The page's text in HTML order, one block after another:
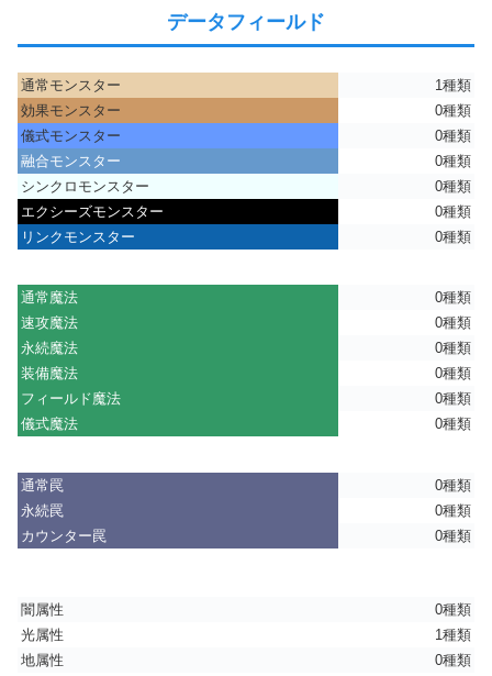
データフィールド
通常モンスター
1種類
効果モンスター
0種類
儀式モンスター
0種類
融合モンスター
0種類
シンクロモンスター
0種類
エクシーズモンスター
0種類
リンクモンスター
0種類
通常魔法
0種類
速攻魔法
0種類
永続魔法
0種類
装備魔法
0種類
フィールド魔法
0種類
儀式魔法
0種類
通常罠
0種類
永続罠
0種類
カウンター罠
0種類
闇属性
0種類
光属性
1種類
地属性
0種類